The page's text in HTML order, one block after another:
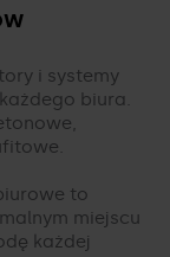
i systemy
biura.
to
miejscu
każdej